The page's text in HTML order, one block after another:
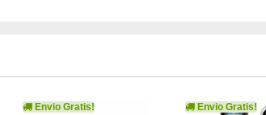
Envio Gratis! Envio Gratis!